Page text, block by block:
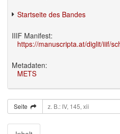
Startseite des Bandes
IIIF Manifest:
https://manuscripta.at/diglit/iiif/
Metadaten:
METS
Seite